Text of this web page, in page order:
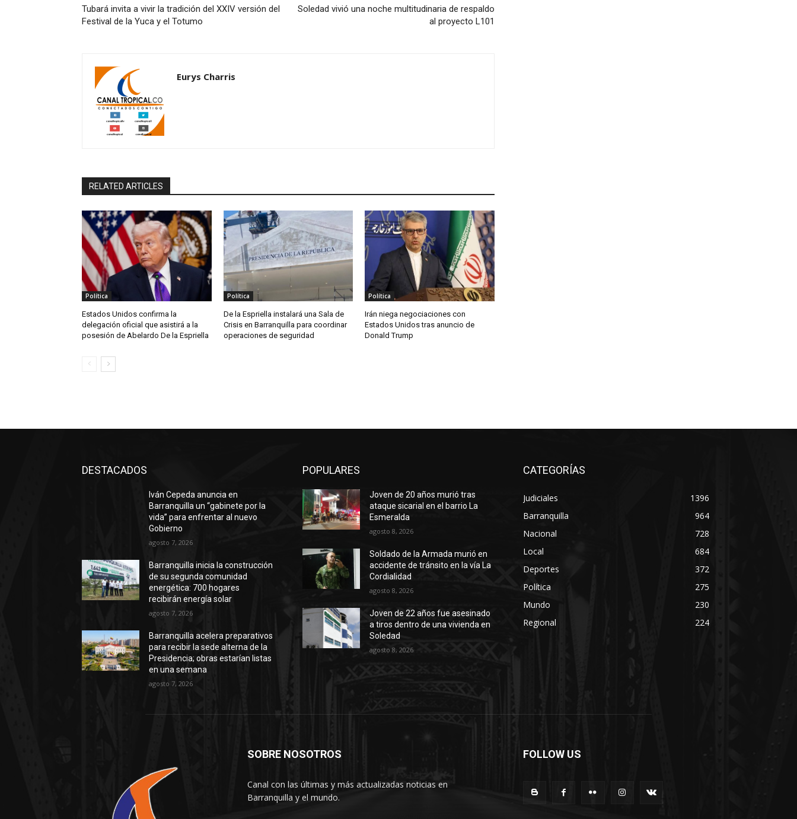
Tubará invita a vivir la tradición del XXIV versión del
Festival de la Yuca y el Totumo
Soledad vivió una noche multitudinaria de respaldo
al proyecto L101
Eurys Charris
RELATED ARTICLES
Política
Estados Unidos confirma la
delegación oficial que asistirá a la
posesión de Abelardo De la Espriella
Política
De la Espriella instalará una Sala de
Crisis en Barranquilla para coordinar
operaciones de seguridad
Política
Irán niega negociaciones con
Estados Unidos tras anuncio de
Donald Trump
DESTACADOS
Iván Cepeda anuncia en
Barranquilla un “gabinete por la
vida” para enfrentar al nuevo
Gobierno
agosto 7, 2026
Barranquilla inicia la construcción
de su segunda comunidad
energética: 700 hogares
recibirán energía solar
agosto 7, 2026
Barranquilla acelera preparativos
para recibir la sede alterna de la
Presidencia; obras estarían listas
en una semana
agosto 7, 2026
POPULARES
Joven de 20 años murió tras
ataque sicarial en el barrio La
Esmeralda
agosto 8, 2026
Soldado de la Armada murió en
accidente de tránsito en la vía La
Cordialidad
agosto 8, 2026
Joven de 22 años fue asesinado
a tiros dentro de una vivienda en
Soledad
agosto 8, 2026
CATEGORÍAS
Judiciales
1396
Barranquilla
964
Nacional
728
Local
684
Deportes
372
Política
275
Mundo
230
Regional
224
SOBRE NOSOTROS
Canal con las últimas y más actualizadas noticias en
Barranquilla y el mundo.
FOLLOW US